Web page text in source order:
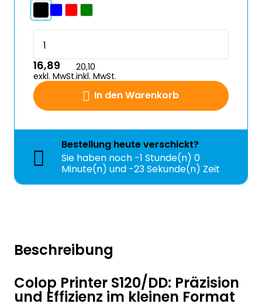
Beschreibung
Colop Printer S120/DD: Präzision
und Effizienz im kleinen Format
In den Warenkorb
16,89
exkl. MwSt.
20,10
inkl. MwSt.
Bestellung heuteverschickt?
Sie haben noch -1 Stunde(n) 0
Minute(n) und -23 Sekunde(n) Zeit